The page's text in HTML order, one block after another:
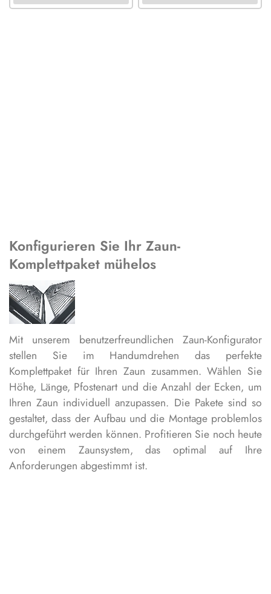
Konfigurieren Sie Ihr Zaun-
Komplettpaket mühelos
Mit unserem benutzerfreundlichen Zaun-Konfigurator
stellen Sie im Handumdrehen das perfekte
Komplettpaket für Ihren Zaun zusammen. Wählen Sie
Höhe, Länge, Pfostenart und die Anzahl der Ecken, um
Ihren Zaun individuell anzupassen. Die Pakete sind so
gestaltet, dass der Aufbau und die Montage problemlos
durchgeführt werden können. Profitieren Sie noch heute
von einem Zaunsystem, das optimal auf Ihre
Anforderungen abgestimmt ist.